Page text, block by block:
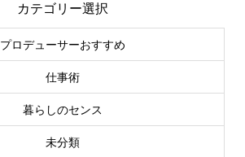
カテゴリー選択
プロデューサーおすすめ
仕事術
暮らしのセンス
未分類